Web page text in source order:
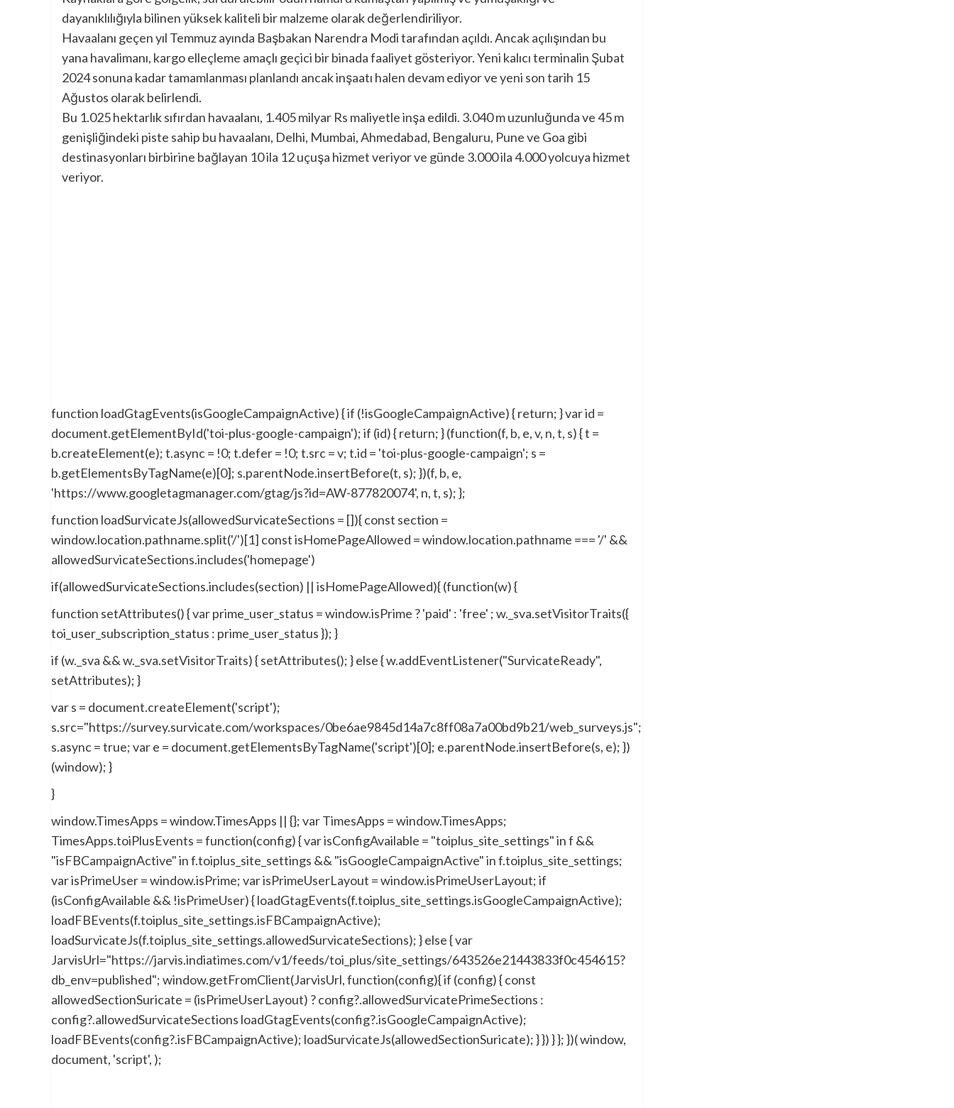
dayanıklılığıyla bilinen yüksek kaliteli bir malzeme olarak değerlendiriliyor.
Havaalanı geçen yıl Temmuz ayında Başbakan Narendra Modi tarafından açıldı. Ancak açılışından bu
yana havalimanı, kargo elleçleme amaçlı geçici bir binada faaliyet gösteriyor. Yeni kalıcı terminalin Şubat
2024 sonuna kadar tamamlanması planlandı ancak inşaatı halen devam ediyor ve yeni son tarih 15
Ağustos olarak belirlendi.
Bu 1.025 hektarlık sıfırdan havaalanı, 1.405 milyar Rs maliyetle inşa edildi. 3.040 m uzunluğunda ve 45 m
genişliğindeki piste sahip bu havaalanı, Delhi, Mumbai, Ahmedabad, Bengaluru, Pune ve Goa gibi
destinasyonları birbirine bağlayan 10 ila 12 uçuşa hizmet veriyor ve günde 3.000 ila 4.000 yolcuya hizmet
veriyor.
function loadGtagEvents(isGoogleCampaignActive) { if (!isGoogleCampaignActive) { return; } var id =
document.getElementById('toi-plus-google-campaign'); if (id) { return; } (function(f, b, e, v, n, t, s) { t =
b.createElement(e); t.async = !0; t.defer = !0; t.src = v; t.id = 'toi-plus-google-campaign'; s =
b.getElementsByTagName(e)[0]; s.parentNode.insertBefore(t, s); })(f, b, e,
'https://www.googletagmanager.com/gtag/js?id=AW-877820074', n, t, s); };
function loadSurvicateJs(allowedSurvicateSections = []){ const section =
window.location.pathname.split('/')[1] const isHomePageAllowed = window.location.pathname === '/' &&
allowedSurvicateSections.includes('homepage')
if(allowedSurvicateSections.includes(section) || isHomePageAllowed){ (function(w) {
function setAttributes() { var prime_user_status = window.isPrime ? 'paid' : 'free' ; w._sva.setVisitorTraits({
toi_user_subscription_status : prime_user_status }); }
if (w._sva && w._sva.setVisitorTraits) { setAttributes(); } else { w.addEventListener("SurvicateReady",
setAttributes); }
var s = document.createElement('script');
s.src="https://survey.survicate.com/workspaces/0be6ae9845d14a7c8ff08a7a00bd9b21/web_surveys.js";
s.async = true; var e = document.getElementsByTagName('script')[0]; e.parentNode.insertBefore(s, e); })
(window); }
}
window.TimesApps = window.TimesApps || {}; var TimesApps = window.TimesApps;
TimesApps.toiPlusEvents = function(config) { var isConfigAvailable = "toiplus_site_settings" in f &&
"isFBCampaignActive" in f.toiplus_site_settings && "isGoogleCampaignActive" in f.toiplus_site_settings;
var isPrimeUser = window.isPrime; var isPrimeUserLayout = window.isPrimeUserLayout; if
(isConfigAvailable && !isPrimeUser) { loadGtagEvents(f.toiplus_site_settings.isGoogleCampaignActive);
loadFBEvents(f.toiplus_site_settings.isFBCampaignActive);
loadSurvicateJs(f.toiplus_site_settings.allowedSurvicateSections); } else { var
JarvisUrl="https://jarvis.indiatimes.com/v1/feeds/toi_plus/site_settings/643526e21443833f0c454615?
db_env=published"; window.getFromClient(JarvisUrl, function(config){ if (config) { const
allowedSectionSuricate = (isPrimeUserLayout) ? config?.allowedSurvicatePrimeSections :
config?.allowedSurvicateSections loadGtagEvents(config?.isGoogleCampaignActive);
loadFBEvents(config?.isFBCampaignActive); loadSurvicateJs(allowedSectionSuricate); } }) } }; })( window,
document, 'script', );